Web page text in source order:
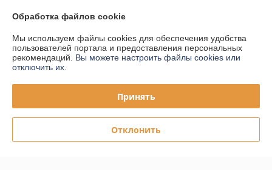
Контакты
Доставка и оплата
Полная версия сайта
Политика обработки cookies
Обработка файлов cookie
Мы используем файлы cookies для обеспечения удобства
пользователей портала и предоставления персональных
рекомендаций. Вы можете настроить файлы cookies или
отключить их.
Принять
Отклонить